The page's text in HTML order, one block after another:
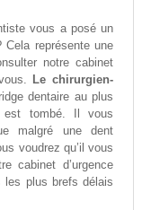
vous a posé un
représente une
notre cabinet
Le chirurgien-
dentaire au plus
est tombé. Il vous
malgré une dent
voudrez qu’il vous
cabinet d’urgence
les plus brefs délais